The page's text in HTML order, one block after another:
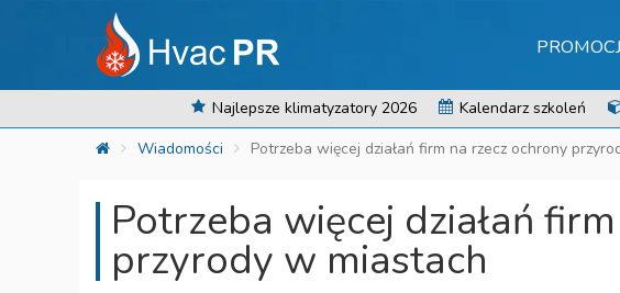
Najlepsze klimatyzatory 2026 Kalendarz szkoleń
Wiadomości
Potrzeba więcej działań firm na rzecz ochrony
Potrzeba więcej działań
przyrody w miastach